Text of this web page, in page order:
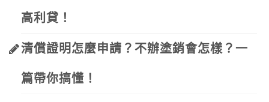
高利貸！
清償證明怎麼申請？不辦塗銷會怎樣？一
篇帶你搞懂！